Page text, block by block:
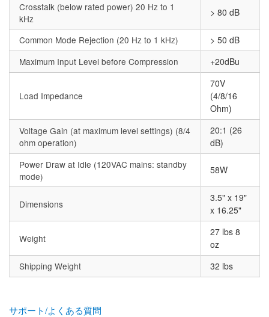
Crosstalk (below rated power) 20 Hz to 1
kHz
> 80 dB
Common Mode Rejection (20 Hz to 1 kHz)
> 50 dB
Maximum Input Level before Compression
+20dBu
Load Impedance
70V
(4/8/16
Ohm)
Voltage Gain (at maximum level settings) (8/4
ohm operation)
20:1 (26
dB)
Power Draw at Idle (120VAC mains: standby
mode)
58W
Dimensions
3.5" x 19"
x 16.25"
Weight
27 lbs 8
oz
Shipping Weight
32 lbs
サポート/よくある質問